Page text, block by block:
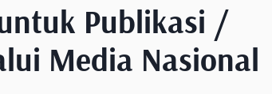
Publikasi /
Media Nasional